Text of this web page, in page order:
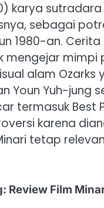
karya
sebagai
1980-an.
mengejar
alam
Youn Yuh-jung
termasuk Best
karena
tetap
Review Film